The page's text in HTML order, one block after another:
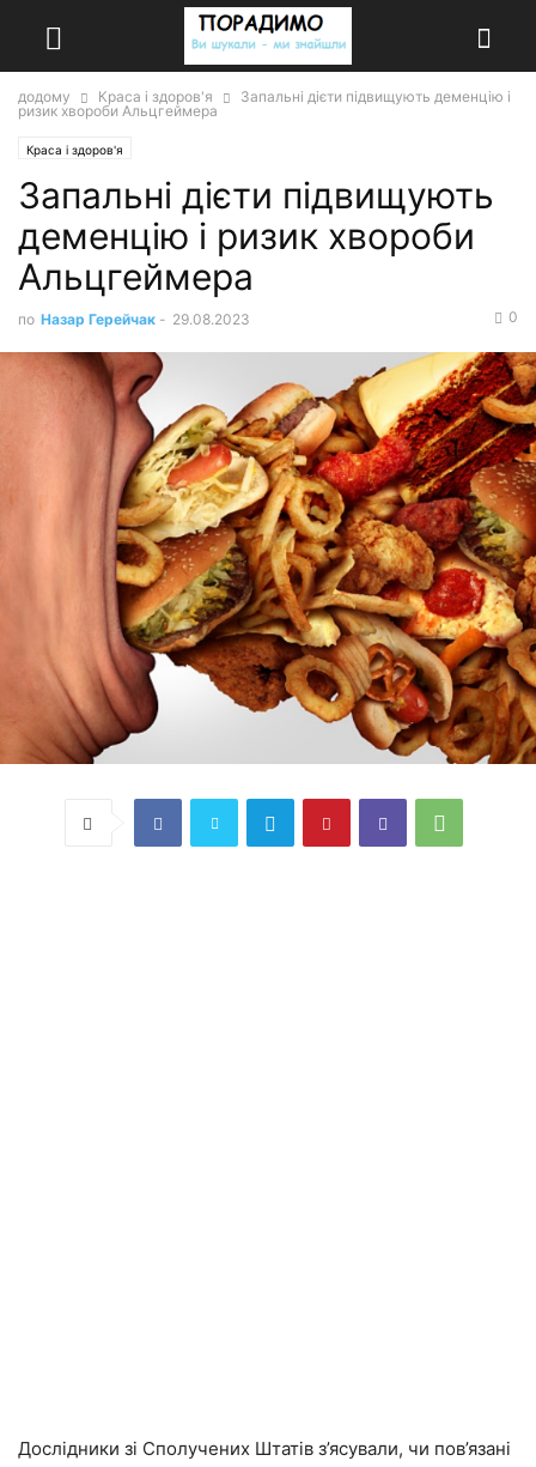
додому Краса і здоров'я
Запальні дієти підвищують деменцію і
ризик хвороби Альцгеймера
Краса і здоров'я
Запальні дієти підвищують
деменцію і ризик хвороби
Альцгеймера
по Назар Герейчак - 29.08.2023 0
Дослідники зі Сполучених Штатів з’ясували, чи пов’язані